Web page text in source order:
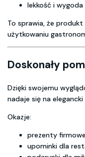
lekkość i wygoda
To sprawia, że
użytkowaniu
Doskonały
Dzięki swojemu
nadaje się na elegancki
Okazje:
prezenty
upominki dla